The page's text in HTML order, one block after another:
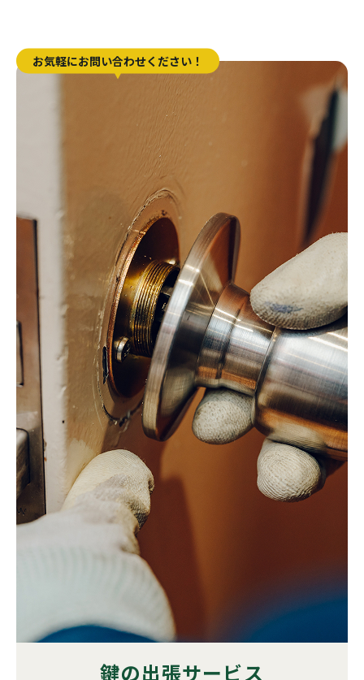
お気軽にお問い合わせください！
鍵の出張サービス